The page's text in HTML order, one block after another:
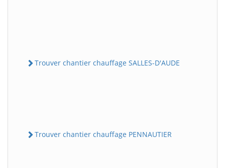
Trouver chantier chauffage SALLES-D'AUDE
Trouver chantier chauffage PENNAUTIER